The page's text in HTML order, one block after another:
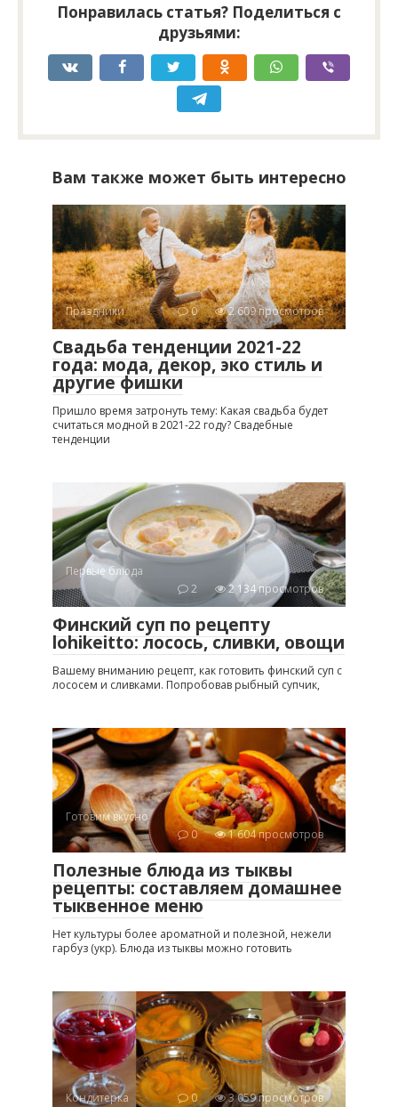
Понравилась статья? Поделиться с
друзьями:
Вам также может быть интересно
Праздники 0 2 609 просмотров
Свадьба тенденции 2021-22
года: мода, декор, эко стиль и
другие фишки
Пришло время затронуть тему: Какая свадьба будет
считаться модной в 2021-22 году? Свадебные
тенденции
Первые блюда
2
2 134 просмотров
Финский суп по рецепту
lohikeitto: лосось, сливки, овощи
Вашему вниманию рецепт, как готовить финский суп с
лососем и сливками. Попробовав рыбный супчик,
Готовим вкусно
0
1 604 просмотров
Полезные блюда из тыквы
рецепты: составляем домашнее
тыквенное меню
Нет культуры более ароматной и полезной, нежели
гарбуз (укр). Блюда из тыквы можно готовить
Кондитерка 0 3 059 просмотров